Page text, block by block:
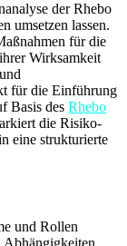
der Rhebo
umsetzen lassen.
für die
Wirksamkeit
für die Einführung
Basis des Rhebo
die Risiko-
eine strukturierte
und Rollen